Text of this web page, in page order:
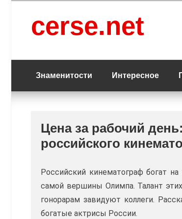
содержанию
cerse.net
Знаменитости Интересное
Цена за рабочий
российского
Российский кинематограф богат
самой вершины Олимпа. Талант
гонорарам завидуют коллеги.
богатые актрисы России.